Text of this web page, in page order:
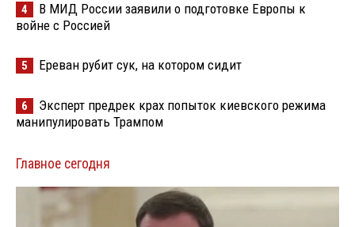
4
В МИД России заявили о подготовке Европы к
войне с Россией
5 Ереван рубит сук, на котором сидит
6
Эксперт предрек крах попыток киевского режима
манипулировать Трампом
Главное сегодня